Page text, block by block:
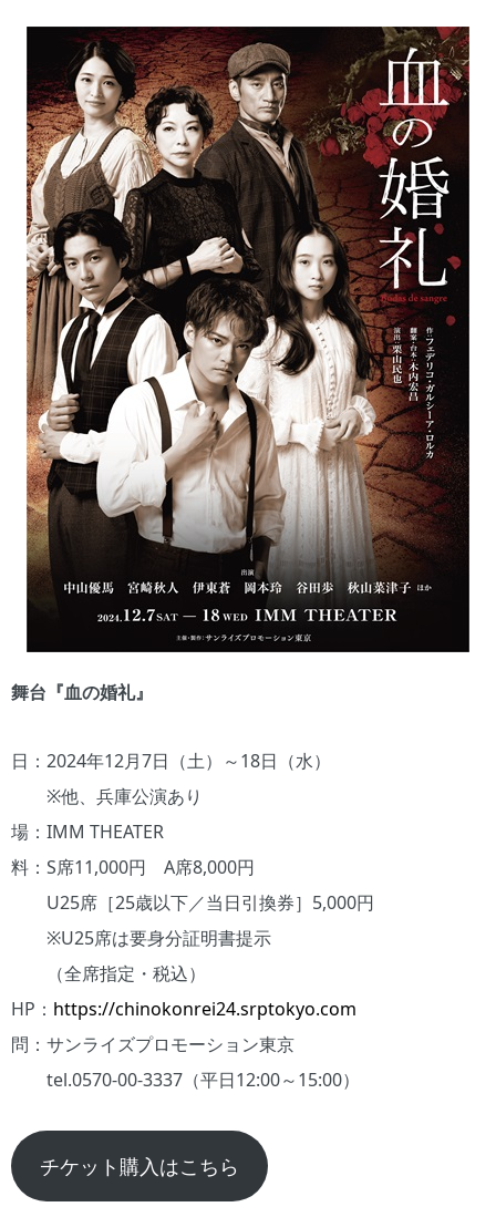
舞台『血の婚礼』
日：2024年12月7日（土）～18日（水）
※他、兵庫公演あり
場：IMM THEATER
料：S席11,000円 A席8,000円
U25席［25歳以下／当日引換券］5,000円
※U25席は要身分証明書提示
（全席指定・税込）
HP： https://chinokonrei24.srptokyo.com
問：サンライズプロモーション東京
tel.0570-00-3337（平日12:00～15:00）
チケット購入はこちら